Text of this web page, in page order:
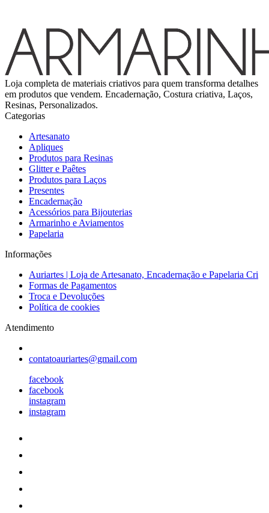
Loja completa de materiais criativos para quem transforma detalhes
em produtos que vendem. Encadernação, Costura criativa, Laços,
Resinas, Personalizados.
Categorias
Artesanato
Apliques
Produtos para Resinas
Glitter e Paêtes
Produtos para Laços
Presentes
Encadernação
Acessórios para Bijouterias
Armarinho e Aviamentos
Papelaria
Informações
Auriartes | Loja de Artesanato, Encadernação e Papelaria Cri
Formas de Pagamentos
Troca e Devoluções
Política de cookies
Atendimento
contatoauriartes@gmail.com
facebook
facebook
instagram
instagram